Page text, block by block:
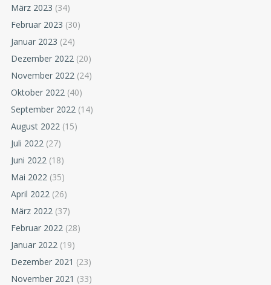
März 2023 (34)
Februar 2023 (30)
Januar 2023 (24)
Dezember 2022 (20)
November 2022 (24)
Oktober 2022 (40)
September 2022 (14)
August 2022 (15)
Juli 2022 (27)
Juni 2022 (18)
Mai 2022 (35)
April 2022 (26)
März 2022 (37)
Februar 2022 (28)
Januar 2022 (19)
Dezember 2021 (23)
November 2021 (33)